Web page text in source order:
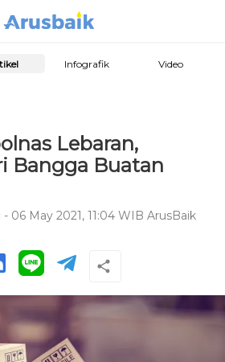
Infografik Video
Lebaran,
Bangga Buatan
- 06 May 2021, 11:04 WIB ArusBaik